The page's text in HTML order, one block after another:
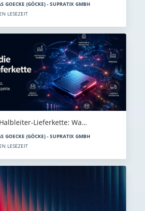
GOECKE (GÖCKE) - SUPRATIX GMBH
LESEZEIT
Lieferkette: Wa…
GOECKE (GÖCKE) - SUPRATIX GMBH
LESEZEIT